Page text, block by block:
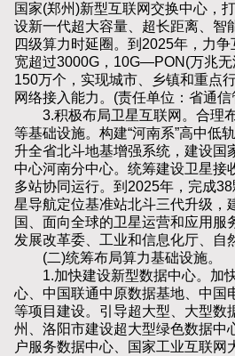
国家(郑州)新型互联网交换中心，
设新一代超大容量、超长距离、智
四级算力时延圈。到2025年，力
宽超过3000G，10G—PON(万兆无
150万个，实现城市、乡镇和重点
网络接入能力。(责任单位：省通信
3.积极布局卫星互联网。合理布
等基础设施。构建“河南系”高中低
升全省北斗地基增强系统，建设国
中心河南分中心。统筹建设卫星接
多站协同运行。到2025年，完成
星导航定位基准站北斗三代升级，
国、面向全球的卫星运营和应用服
发展改革委、工业和信息化厅、自
(二)统筹布局算力基础设施。
1.加快建设新型数据中心。加快
心、中国联通中原数据基地、中国
等项目建设。引导超大型、大型数
州、洛阳市建设超大型绿色数据中
户服务数据中心、国家工业互联网